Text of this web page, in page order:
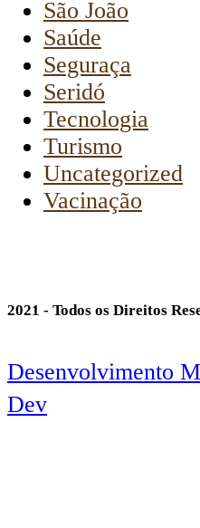
São João
Saúde
Seguraça
Seridó
Tecnologia
Turismo
Uncategorized
Vacinação
2021 - Todos os Direitos
Desenvolvimento
Dev